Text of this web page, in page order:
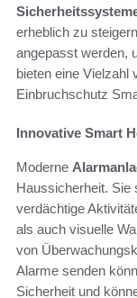
erheblich zu
angepasst werden,
bieten eine Vielzahl
Einbruchschutz
Innovative Smart
Moderne
Haussicherheit. Sie
verdächtige
als auch visuelle
von
Alarme senden
Sicherheit und